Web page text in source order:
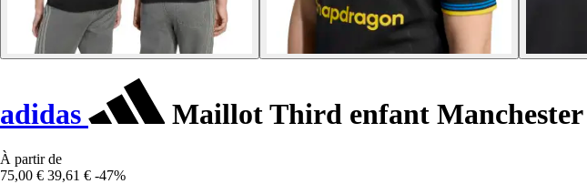
adidas Maillot Third enfant Manchester
À partir de
75,00 € 39,61 € -47%